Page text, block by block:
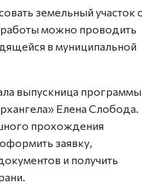
земельный участок с
можно проводить
в муниципальной
выпускница программы
Елена Слобода.
прохождения
заявку,
и получить